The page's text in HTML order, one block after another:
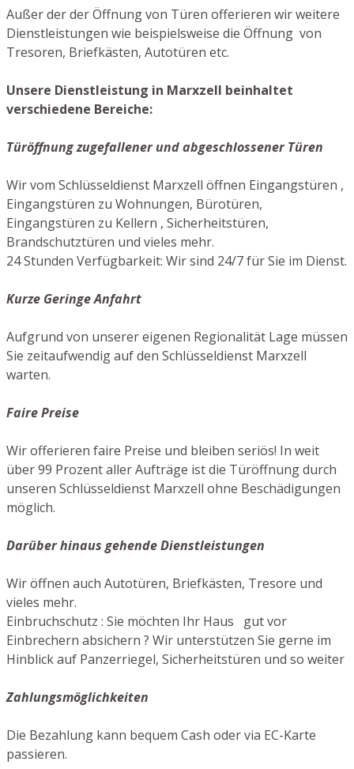
Außer der der Öffnung von Türen offerieren wir weitere
Dienstleistungen wie beispielsweise die Öffnung von
Tresoren, Briefkästen, Autotüren etc.
Unsere Dienstleistung in Marxzell beinhaltet
verschiedene Bereiche:
Türöffnung zugefallener und abgeschlossener Türen
Wir vom Schlüsseldienst Marxzell öffnen Eingangstüren ,
Eingangstüren zu Wohnungen, Bürotüren,
Eingangstüren zu Kellern , Sicherheitstüren,
Brandschutztüren und vieles mehr.
24 Stunden Verfügbarkeit: Wir sind 24/7 für Sie im Dienst.
Kurze Geringe Anfahrt
Aufgrund von unserer eigenen Regionalität Lage müssen
Sie zeitaufwendig auf den Schlüsseldienst Marxzell
warten.
Faire Preise
Wir offerieren faire Preise und bleiben seriös! In weit
über 99 Prozent aller Aufträge ist die Türöffnung durch
unseren Schlüsseldienst Marxzell ohne Beschädigungen
möglich.
Darüber hinaus gehende Dienstleistungen
Wir öffnen auch Autotüren, Briefkästen, Tresore und
vieles mehr.
Einbruchschutz : Sie möchten Ihr Haus gut vor
Einbrechern absichern ? Wir unterstützen Sie gerne im
Hinblick auf Panzerriegel, Sicherheitstüren und so weiter
Zahlungsmöglichkeiten
Die Bezahlung kann bequem Cash oder via EC-Karte
passieren.